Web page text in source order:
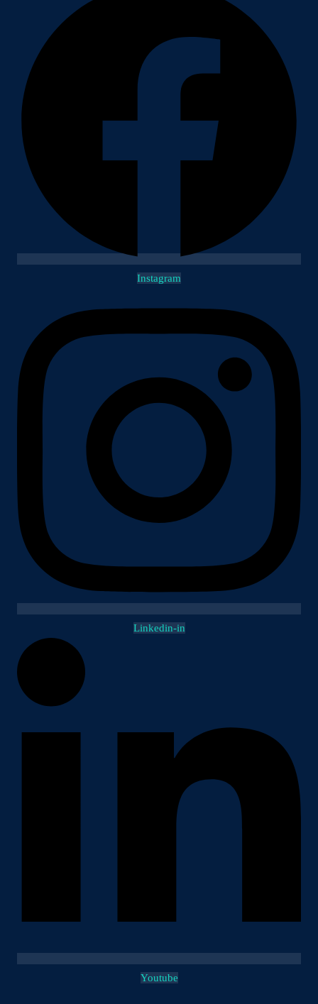
Instagram
Linkedin-in
Youtube